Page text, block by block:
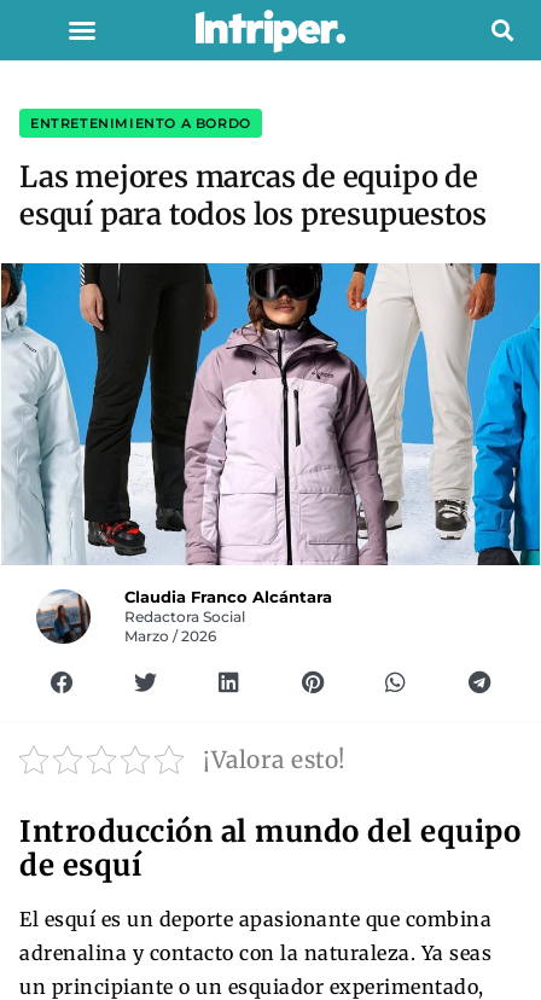
ENTRETENIMIENTO A BORDO
Las mejores marcas de equipo de
esquí para todos los presupuestos
Claudia Franco Alcántara
Redactora Social
Marzo / 2026
¡Valora esto!
Introducción al mundo del equipo
de esquí
El esquí es un deporte apasionante que combina
adrenalina y contacto con la naturaleza. Ya seas
un principiante o un esquiador experimentado,